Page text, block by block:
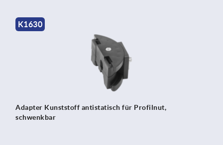
K1630
Adapter Kunststoff antistatisch für Profilnut,
schwenkbar